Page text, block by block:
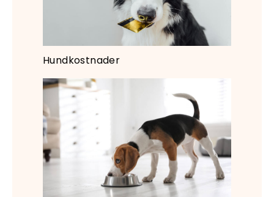
Hundkostnader